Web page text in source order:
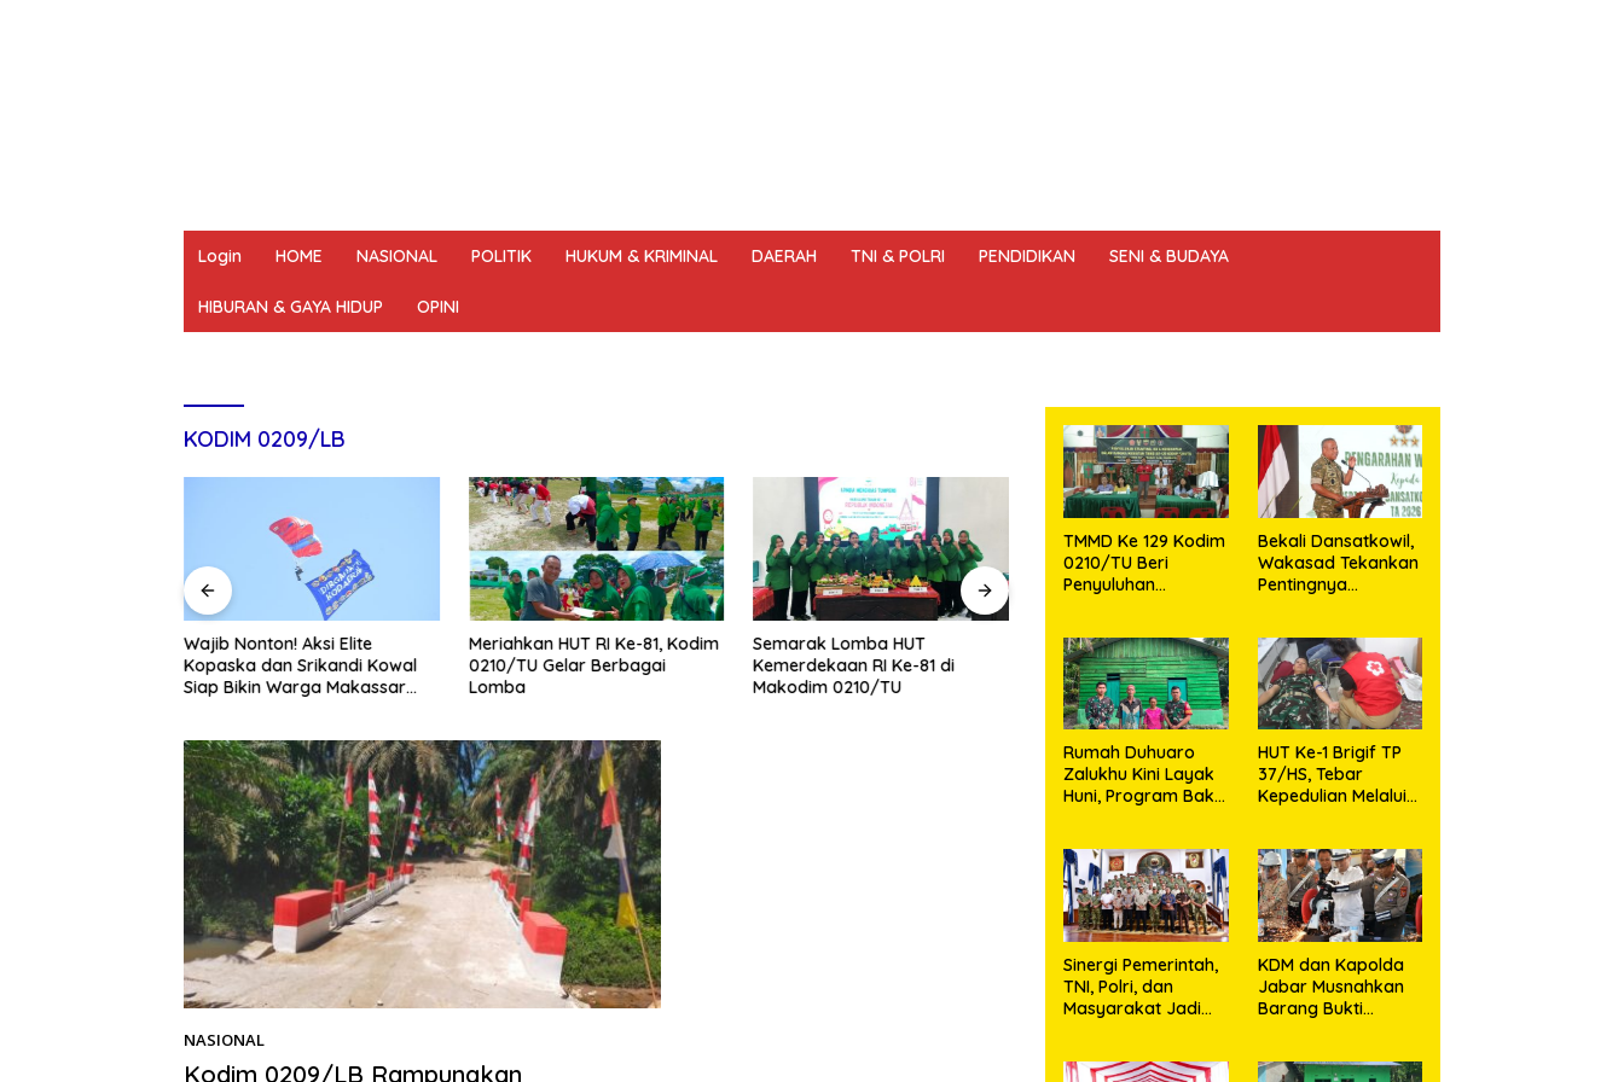
Login HOME NASIONAL POLITIK HUKUM & KRIMINAL DAERAH TNI & POLRI PENDIDIKAN SENI & BUDAYA
HIBURAN & GAYA HIDUP OPINI
KODIM 0209/LB
Wajib Nonton! Aksi Elite
Kopaska dan Srikandi Kowal
Siap Bikin Warga Makassar
Meriahkan HUT RI Ke-81, Kodim
0210/TU Gelar Berbagai
Lomba
Semarak Lomba HUT
Kemerdekaan RI Ke-81 di
Makodim 0210/TU
Polsek Silaen Mediasi Kasus
Penganiayaan, Kedua Belah
Pihak Sepakat Damai
Turnamen Mini Soccer
Pangkoops TNI Habema
2026, Satukan TNI dan
Masyarakat Timika
NASIONAL
Kodim 0209/LB Rampungkan
TMMD Ke 129 Kodim
0210/TU Beri
Penyuluhan
Stunting di Desa
Sijarango
Bekali Dansatkowil,
Wakasad Tekankan
Pentingnya
Rumah Duhuaro
Zalukhu Kini Layak
Huni, Program Bakti
Nias Utara
HUT Ke-1 Brigif TP
37/HS, Tebar
Kepedulian Melalui
Harapan Hidup Bagi
Yang
Membutuhkan
Sinergi Pemerintah,
TNI, Polri, dan
Masyarakat Jadi
Kondusif
KDM dan Kapolda
Jabar Musnahkan
Barang Bukti
Brong dan